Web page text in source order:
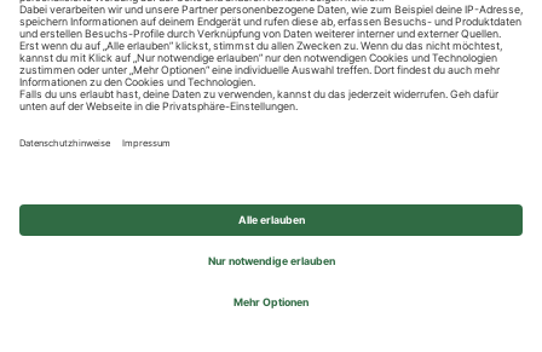
Impressum
Privatsphäre-Einstellungen
© 2026 REWE Group - All rights reserved